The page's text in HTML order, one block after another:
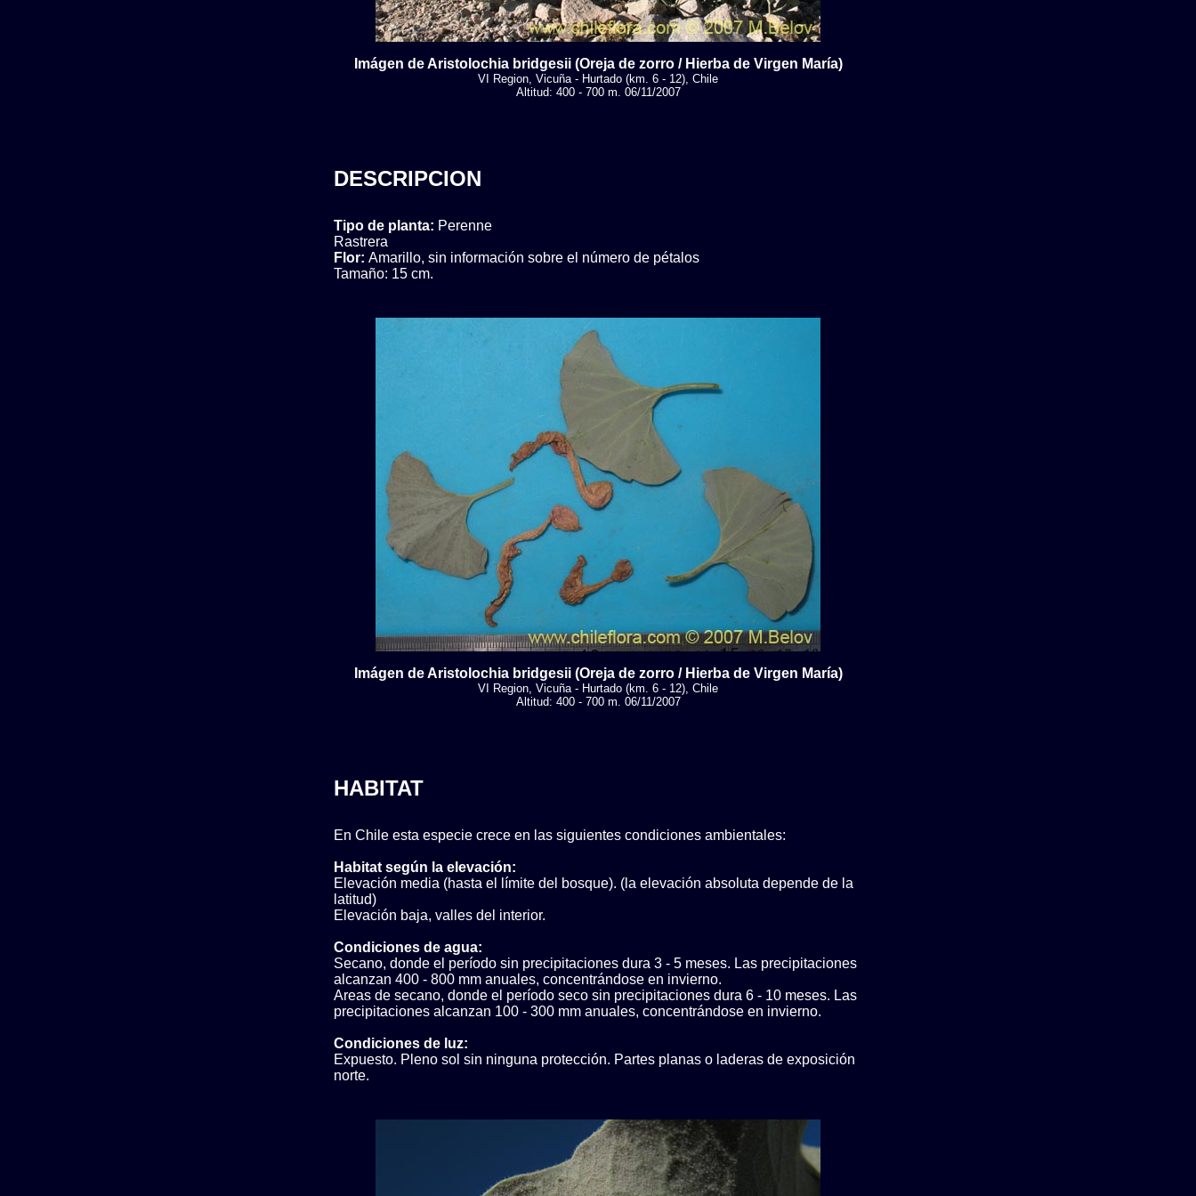
Imágen de Aristolochia bridgesii (Oreja de zorro / Hierba de Virgen María)
VI Region, Vicuña - Hurtado (km. 6 - 12), Chile
Altitud: 400 - 700 m. 06/11/2007
DESCRIPCION
Tipo de planta: Perenne
Rastrera
Flor: Amarillo, sin información sobre el número de pétalos
Tamaño: 15 cm.
Imágen de Aristolochia bridgesii (Oreja de zorro / Hierba de Virgen María)
VI Region, Vicuña - Hurtado (km. 6 - 12), Chile
Altitud: 400 - 700 m. 06/11/2007
HABITAT
En Chile esta especie crece en las siguientes condiciones ambientales:
Habitat según la elevación:
Elevación media (hasta el límite del bosque). (la elevación absoluta depende de la
latitud)
Elevación baja, valles del interior.
Condiciones de agua:
Secano, donde el período sin precipitaciones dura 3 - 5 meses. Las precipitaciones
alcanzan 400 - 800 mm anuales, concentrándose en invierno.
Areas de secano, donde el período seco sin precipitaciones dura 6 - 10 meses. Las
precipitaciones alcanzan 100 - 300 mm anuales, concentrándose en invierno.
Condiciones de luz:
Expuesto. Pleno sol sin ninguna protección. Partes planas o laderas de exposición
norte.